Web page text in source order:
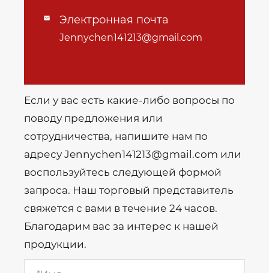
 Электронная почта
Jennychen141213@gmail.com
Если у вас есть какие-либо вопросы по
поводу предложения или
сотрудничества, напишите нам по
адресу Jennychen141213@gmail.com или
воспользуйтесь следующей формой
запроса. Наш торговый представитель
свяжется с вами в течение 24 часов.
Благодарим вас за интерес к нашей
продукции.